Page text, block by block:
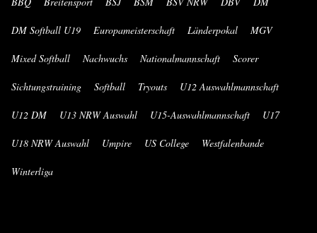
DM Softball U19 Europameisterschaft Länderpokal MGV
Mixed Softball Nachwuchs Nationalmannschaft Scorer
Sichtungstraining Softball Tryouts U12 Auswahlmannschaft
U12 DM U13 NRW Auswahl U15-Auswahlmannschaft U17
U18 NRW Auswahl Umpire US College Westfalenbande
Winterliga